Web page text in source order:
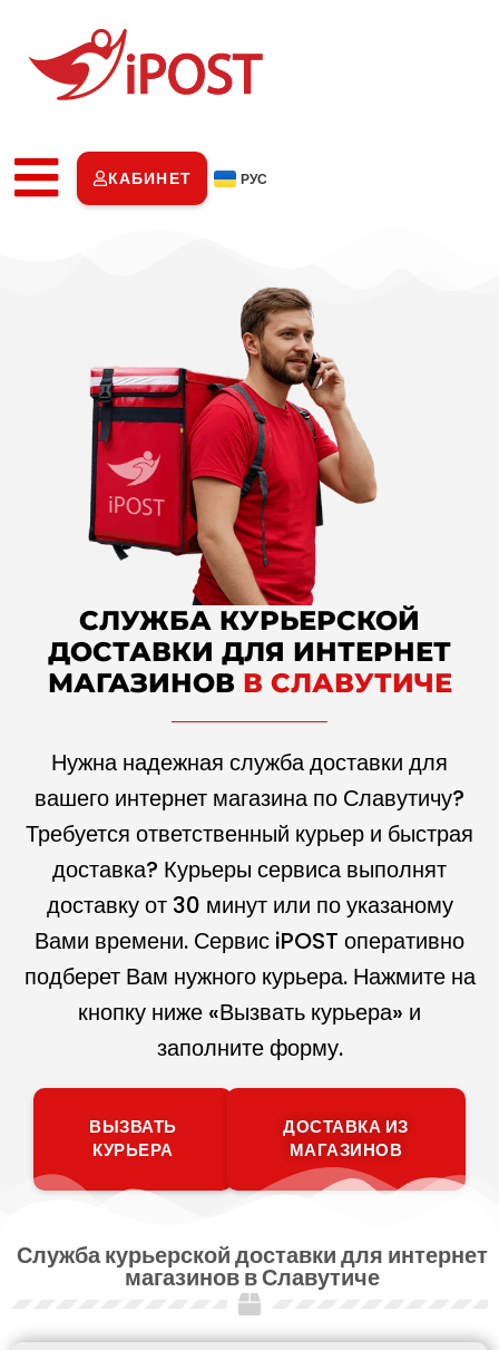
КАБИНЕТ РУС
СЛУЖБА КУРЬЕРСКОЙ
ДОСТАВКИ ДЛЯ ИНТЕРНЕТ
МАГАЗИНОВ В СЛАВУТИЧЕ
Нужна надежная служба доставки для
вашего интернет магазина по Славутичу?
Требуется ответственный курьер и быстрая
доставка? Курьеры сервиса выполнят
доставку от 30 минут или по указаному
Вами времени. Сервис iPOST оперативно
подберет Вам нужного курьера. Нажмите на
кнопку ниже «Вызвать курьера» и
заполните форму.
ВЫЗВАТЬ
КУРЬЕРА
ДОСТАВКА ИЗ
МАГАЗИНОВ
Служба курьерской доставки для интернет
магазинов в Славутиче